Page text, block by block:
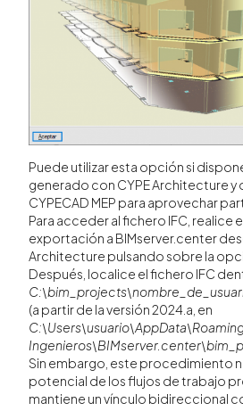
Puede utilizar esta opción si
generado con CYPE Architecture
CYPECAD MEP para aprovechar
Para acceder al fichero IFC, realice
exportación a BIMserver.center
Architecture pulsando sobre la
Después, localice el fichero IFC
(a partir de la versión 2024.a, en
Sin embargo, este procedimiento
potencial de los flujos de trabajo
mantiene un vínculo bidireccional